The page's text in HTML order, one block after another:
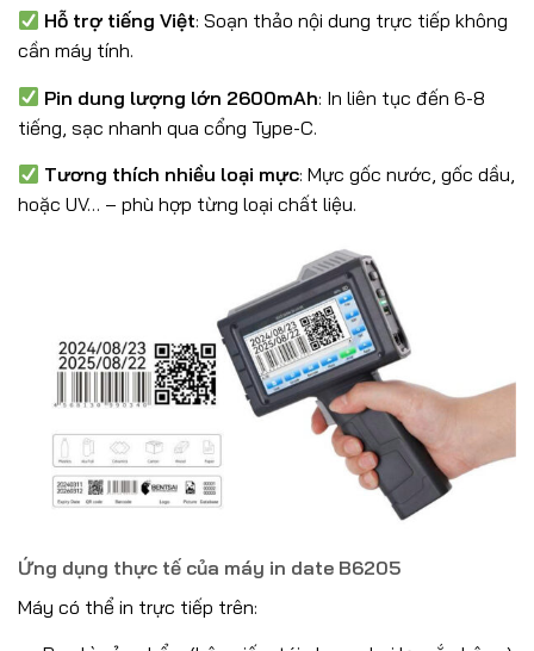
Hỗ trợ tiếng Việt: Soạn thảo nội dung trực tiếp không
cần máy tính.
Pin dung lượng lớn 2600mAh: In liên tục đến 6-8
tiếng, sạc nhanh qua cổng Type-C.
Tương thích nhiều loại mực: Mực gốc nước, gốc dầu,
hoặc UV… – phù hợp từng loại chất liệu.
Ứng dụng thực tế của máy in date B6205
Máy có thể in trực tiếp trên: